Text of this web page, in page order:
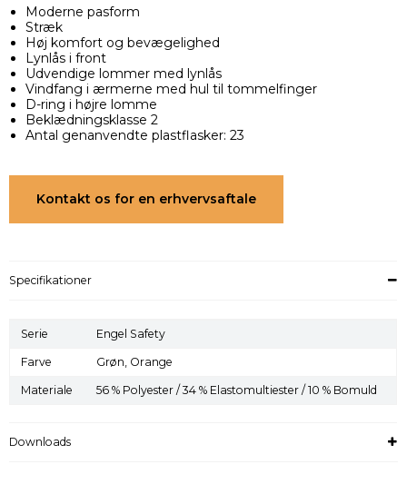
Moderne pasform
Stræk
Høj komfort og bevægelighed
Lynlås i front
Udvendige lommer med lynlås
Vindfang i ærmerne med hul til tommelfinger
D-ring i højre lomme
Beklædningsklasse 2
Antal genanvendte plastflasker: 23
Kontakt os for en erhvervsaftale
Specifikationer
Serie Engel Safety
Farve Grøn, Orange
Materiale 56 % Polyester / 34 % Elastomultiester / 10 % Bomuld
Downloads